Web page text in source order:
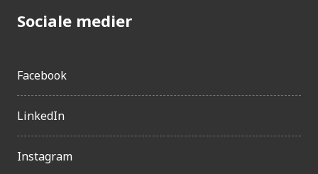
Sociale medier
Facebook
LinkedIn
Instagram